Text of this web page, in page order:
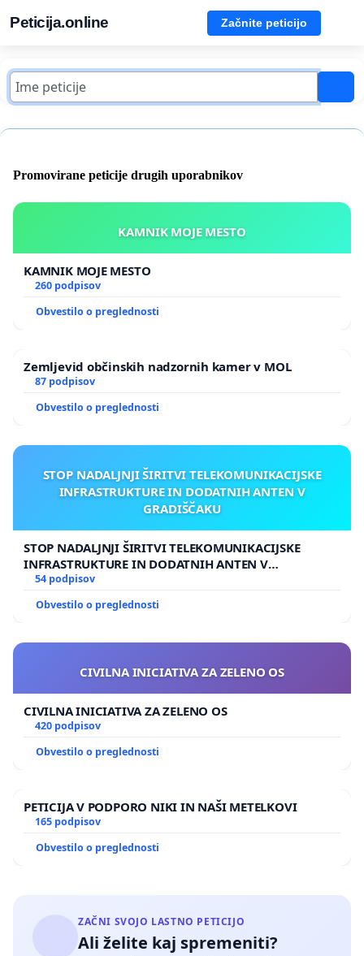
Peticija.online Začnite peticijo
Promovirane peticije drugih uporabnikov
KAMNIK MOJE MESTO
KAMNIK MOJE MESTO
260 podpisov
Obvestilo o preglednosti
Zemljevid občinskih nadzornih kamer v MOL
87 podpisov
Obvestilo o preglednosti
STOP NADALJNJI ŠIRITVI TELEKOMUNIKACIJSKE
INFRASTRUKTURE IN DODATNIH ANTEN V
GRADIŠČAKU
STOP NADALJNJI ŠIRITVI TELEKOMUNIKACIJSKE
INFRASTRUKTURE IN DODATNIH ANTEN V
GRADIŠČAKU
54 podpisov
Obvestilo o preglednosti
CIVILNA INICIATIVA ZA ZELENO OS
CIVILNA INICIATIVA ZA ZELENO OS
420 podpisov
Obvestilo o preglednosti
PETICIJA V PODPORO NIKI IN NAŠI METELKOVI
165 podpisov
Obvestilo o preglednosti
ZAČNI SVOJO LASTNO PETICIJO
Ali želite kaj spremeniti?